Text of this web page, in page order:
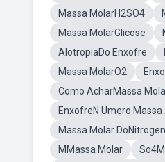
Massa MolarH2SO4
Massa MolarGlicose
AlotropiaDo Enxofre
Massa MolarO2
Como AcharMassa
EnxofreN Umero
Massa Molar
MMassa Molar